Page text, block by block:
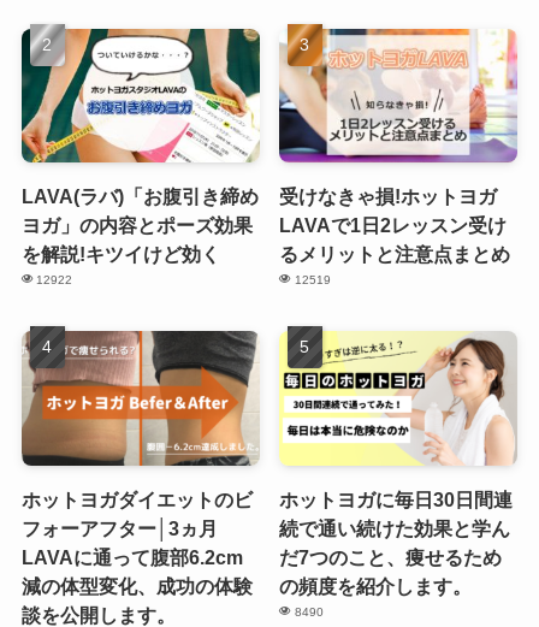
LAVA(ラバ)「お腹引き締め
ヨガ」の内容とポーズ効果
を解説!キツイけど効く
12922
受けなきゃ損!ホットヨガ
LAVAで1日2レッスン受け
るメリットと注意点まとめ
12519
ホットヨガダイエットのビ
フォーアフター│3ヵ月
LAVAに通って腹部6.2cm
減の体型変化、成功の体験
談を公開します。
ホットヨガに毎日30日間連
続で通い続けた効果と学ん
だ7つのこと、痩せるため
の頻度を紹介します。
8490